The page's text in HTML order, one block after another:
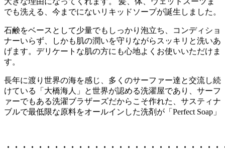
でも洗える、今までにないリキッドソープが誕生しました。
石鹸をベースとして少量でもしっかり泡立ち、コンディショ
ナーいらず、しかも肌の潤いを守りながらスッキリと洗いあ
げます。デリケートな肌の方にも心地よくお使いいただけま
す。
長年に渡り世界の海を感じ、多くのサーファー達と交流し続
けている「大橋海人」と世界が認める洗濯屋であり、サーフ
ァーでもある洗濯ブラザーズだからこそ作れた、サスティナ
ブルで最低限な原料をオールインした洗剤が「Perfect Soap」
・・・・・・・・・・・・・・・・・・・・・・・・・・